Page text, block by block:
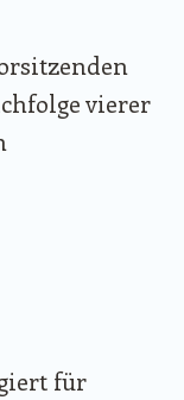
vierer
für